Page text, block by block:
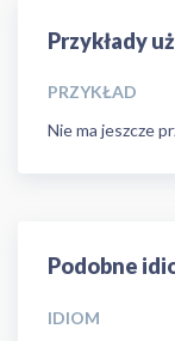
Przykłady
PRZYKŁAD
Nie ma jeszcze
Podobne
IDIOM